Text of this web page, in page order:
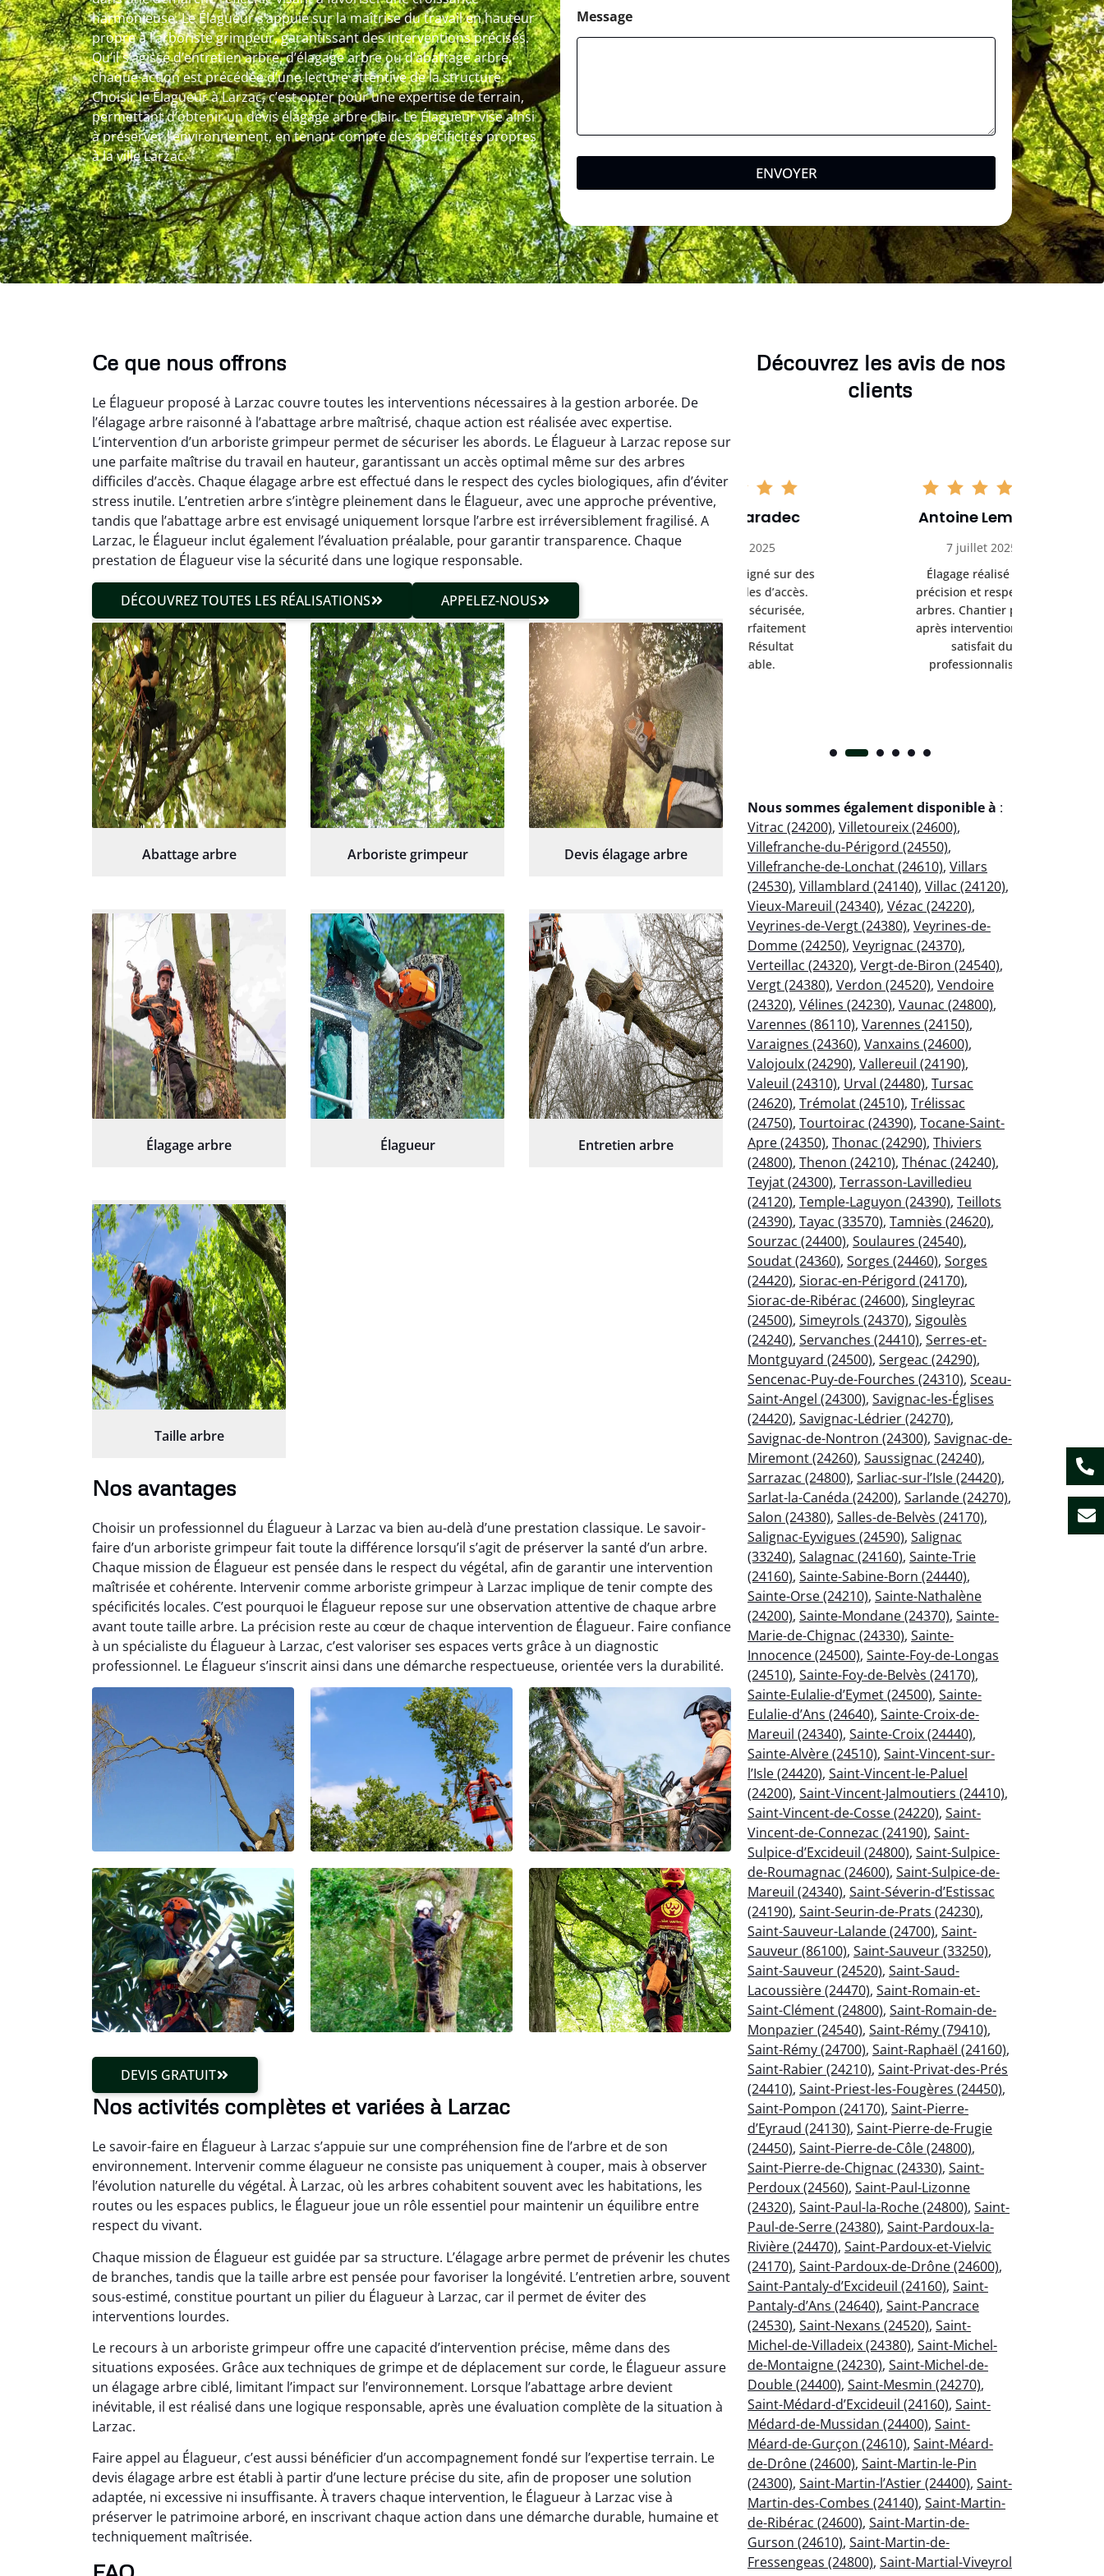
harmonieuse. Le Élagueur s’appuie sur la maîtrise du travail en hauteur
propre à l’arboriste grimpeur, garantissant des interventions précises.
Qu’il s’agisse d’entretien arbre, d’élagage arbre ou d’abattage arbre,
chaque action est précédée d’une lecture attentive de la structure.
Choisir le Élagueur à Larzac, c’est opter pour une expertise de terrain,
permettant d’obtenir un devis élagage arbre clair. Le Élagueur vise ainsi
à préserver l’environnement, en tenant compte des spécificités propres
à la ville Larzac.
Message
ENVOYER
Ce que nous offrons
Le Élagueur proposé à Larzac couvre toutes les interventions nécessaires à la gestion arborée. De
l’élagage arbre raisonné à l’abattage arbre maîtrisé, chaque action est réalisée avec expertise.
L’intervention d’un arboriste grimpeur permet de sécuriser les abords. Le Élagueur à Larzac repose sur
une parfaite maîtrise du travail en hauteur, garantissant un accès optimal même sur des arbres
difficiles d’accès. Chaque élagage arbre est effectué dans le respect des cycles biologiques, afin d’éviter
stress inutile. L’entretien arbre s’intègre pleinement dans le Élagueur, avec une approche préventive,
tandis que l’abattage arbre est envisagé uniquement lorsque l’arbre est irréversible­ment fragilisé. A
Larzac, le Élagueur inclut également l’évaluation préalable, pour garantir transparence. Chaque
prestation de Élagueur vise la sécurité dans une logique responsable.
DÉCOUVREZ TOUTES LES RÉALISATIONS APPELEZ-NOUS
Abattage arbre Arboriste grimpeur Devis élagage arbre
Élagage arbre Élagueur Entretien arbre
Taille arbre
Nos avantages
Choisir un professionnel du Élagueur à Larzac va bien au-delà d’une prestation classique. Le savoir-
faire d’un arboriste grimpeur fait toute la différence lorsqu’il s’agit de préserver la santé d’un arbre.
Chaque mission de Élagueur est pensée dans le respect du végétal, afin de garantir une intervention
maîtrisée et cohérente. Intervenir comme arboriste grimpeur à Larzac implique de tenir compte des
spécificités locales. C’est pourquoi le Élagueur repose sur une observation attentive de chaque arbre
avant toute taille arbre. La précision reste au cœur de chaque intervention de Élagueur. Faire confiance
à un spécialiste du Élagueur à Larzac, c’est valoriser ses espaces verts grâce à un diagnostic
professionnel. Le Élagueur s’inscrit ainsi dans une démarche respectueuse, orientée vers la durabilité.
DEVIS GRATUIT
Nos activités complètes et variées à Larzac
Le savoir-faire en Élagueur à Larzac s’appuie sur une compréhension fine de l’arbre et de son
environnement. Intervenir comme élagueur ne consiste pas uniquement à couper, mais à observer
l’évolution naturelle du végétal. À Larzac, où les arbres cohabitent souvent avec les habitations, les
routes ou les espaces publics, le Élagueur joue un rôle essentiel pour maintenir un équilibre entre
respect du vivant.
Chaque mission de Élagueur est guidée par sa structure. L’élagage arbre permet de prévenir les chutes
de branches, tandis que la taille arbre est pensée pour favoriser la longévité. L’entretien arbre, souvent
sous-estimé, constitue pourtant un pilier du Élagueur à Larzac, car il permet de éviter des
interventions lourdes.
Le recours à un arboriste grimpeur offre une capacité d’intervention précise, même dans des
situations exposées. Grâce aux techniques de grimpe et de déplacement sur corde, le Élagueur assure
un élagage arbre ciblé, limitant l’impact sur l’environnement. Lorsque l’abattage arbre devient
inévitable, il est réalisé dans une logique responsable, après une évaluation complète de la situation à
Larzac.
Faire appel au Élagueur, c’est aussi bénéficier d’un accompagnement fondé sur l’expertise terrain. Le
devis élagage arbre est établi à partir d’une lecture précise du site, afin de proposer une solution
adaptée, ni excessive ni insuffisante. À travers chaque intervention, le Élagueur à Larzac vise à
préserver le patrimoine arboré, en inscrivant chaque action dans une démarche durable, humaine et
techniquement maîtrisée.
Découvrez les avis de nos
clients
Mathieu Roussel
19 décembre 2025
précise malgré des
conditions compliquées. Le
résultat est exactement
conforme à mes attentes.
Julien Caradec
18 juin 2025
propre et parfaitement
maîtrisée. Résultat
impeccable.
Antoine Lemoine
Élagage réalisé avec
précision et respect des
arbres. Chantier propre
après intervention. Très
professionnalisme.
Nous sommes également disponible à :
Vitrac (24200), Villetoureix (24600),
Villefranche-du-Périgord (24550),
Villefranche-de-Lonchat (24610), Villars
(24530), Villamblard (24140), Villac (24120),
Vieux-Mareuil (24340), Vézac (24220),
Veyrines-de-Vergt (24380), Veyrines-de-
Domme (24250), Veyrignac (24370),
Verteillac (24320), Vergt-de-Biron (24540),
Vergt (24380), Verdon (24520), Vendoire
(24320), Vélines (24230), Vaunac (24800),
Varennes (86110), Varennes (24150),
Varaignes (24360), Vanxains (24600),
Valojoulx (24290), Vallereuil (24190),
Valeuil (24310), Urval (24480), Tursac
(24620), Trémolat (24510), Trélissac
(24750), Tourtoirac (24390), Tocane-Saint-
Apre (24350), Thonac (24290), Thiviers
(24800), Thenon (24210), Thénac (24240),
Teyjat (24300), Terrasson-Lavilledieu
(24120), Temple-Laguyon (24390), Teillots
(24390), Tayac (33570), Tamniès (24620),
Sourzac (24400), Soulaures (24540),
Soudat (24360), Sorges (24460), Sorges
(24420), Siorac-en-Périgord (24170),
Siorac-de-Ribérac (24600), Singleyrac
(24500), Simeyrols (24370), Sigoulès
(24240), Servanches (24410), Serres-et-
Montguyard (24500), Sergeac (24290),
Sencenac-Puy-de-Fourches (24310), Sceau-
Saint-Angel (24300), Savignac-les-Églises
(24420), Savignac-Lédrier (24270),
Savignac-de-Nontron (24300), Savignac-de-
Miremont (24260), Saussignac (24240),
Sarrazac (24800), Sarliac-sur-l’Isle (24420),
Sarlat-la-Canéda (24200), Sarlande (24270),
Salon (24380), Salles-de-Belvès (24170),
Salignac-Eyvigues (24590), Salignac
(33240), Salagnac (24160), Sainte-Trie
(24160), Sainte-Sabine-Born (24440),
Sainte-Orse (24210), Sainte-Nathalène
(24200), Sainte-Mondane (24370), Sainte-
Marie-de-Chignac (24330), Sainte-
Innocence (24500), Sainte-Foy-de-Longas
(24510), Sainte-Foy-de-Belvès (24170),
Sainte-Eulalie-d’Eymet (24500), Sainte-
Eulalie-d’Ans (24640), Sainte-Croix-de-
Mareuil (24340), Sainte-Croix (24440),
Sainte-Alvère (24510), Saint-Vincent-sur-
l’Isle (24420), Saint-Vincent-le-Paluel
(24200), Saint-Vincent-Jalmoutiers (24410),
Saint-Vincent-de-Cosse (24220), Saint-
Vincent-de-Connezac (24190), Saint-
Sulpice-d’Excideuil (24800), Saint-Sulpice-
de-Roumagnac (24600), Saint-Sulpice-de-
Mareuil (24340), Saint-Séverin-d’Estissac
(24190), Saint-Seurin-de-Prats (24230),
Saint-Sauveur-Lalande (24700), Saint-
Sauveur (86100), Saint-Sauveur (33250),
Saint-Sauveur (24520), Saint-Saud-
Lacoussière (24470), Saint-Romain-et-
Saint-Clément (24800), Saint-Romain-de-
Monpazier (24540), Saint-Rémy (79410),
Saint-Rémy (24700), Saint-Raphaël (24160),
Saint-Rabier (24210), Saint-Privat-des-Prés
(24410), Saint-Priest-les-Fougères (24450),
Saint-Pompon (24170), Saint-Pierre-
d’Eyraud (24130), Saint-Pierre-de-Frugie
(24450), Saint-Pierre-de-Côle (24800),
Saint-Pierre-de-Chignac (24330), Saint-
Perdoux (24560), Saint-Paul-Lizonne
(24320), Saint-Paul-la-Roche (24800), Saint-
Paul-de-Serre (24380), Saint-Pardoux-la-
Rivière (24470), Saint-Pardoux-et-Vielvic
(24170), Saint-Pardoux-de-Drône (24600),
Saint-Pantaly-d’Excideuil (24160), Saint-
Pantaly-d’Ans (24640), Saint-Pancrace
(24530), Saint-Nexans (24520), Saint-
Michel-de-Villadeix (24380), Saint-Michel-
de-Montaigne (24230), Saint-Michel-de-
Double (24400), Saint-Mesmin (24270),
Saint-Médard-d’Excideuil (24160), Saint-
Médard-de-Mussidan (24400), Saint-
Méard-de-Gurçon (24610), Saint-Méard-
de-Drône (24600), Saint-Martin-le-Pin
(24300), Saint-Martin-l’Astier (24400), Saint-
Martin-des-Combes (24140), Saint-Martin-
de-Ribérac (24600), Saint-Martin-de-
Gurson (24610), Saint-Martin-de-
Fressengeas (24800), Saint-Martial-Viveyrol